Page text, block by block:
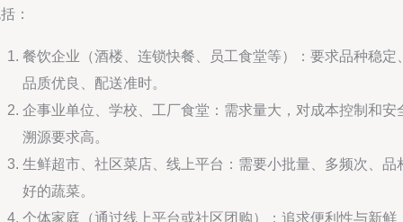
：
餐饮企业（酒楼、连锁快餐、员工食堂等）：要求品种稳定
品质优良、配送准时。
企事业单位、学校、工厂食堂：需求量大，对成本控制和安
溯源要求高。
生鲜超市、社区菜店、线上平台：需要小批量、多频次、品
好的蔬菜。
个体家庭（通过线上平台或社区团购）：追求便利性与新鲜